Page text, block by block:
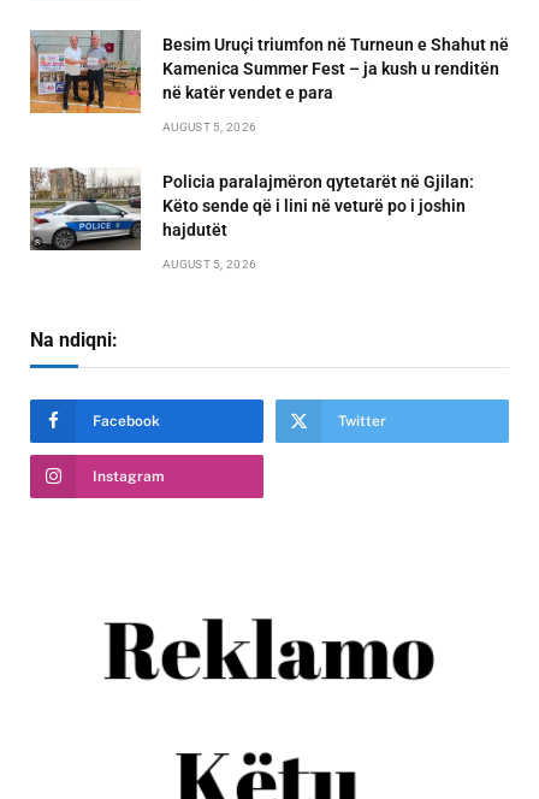
Besim Uruçi triumfon në Turneun e Shahut në
Kamenica Summer Fest – ja kush u renditën
në katër vendet e para
AUGUST 5, 2026
Policia paralajmëron qytetarët në Gjilan:
Këto sende që i lini në veturë po i joshin
hajdutët
AUGUST 5, 2026
Na ndiqni:
Facebook Twitter
Instagram